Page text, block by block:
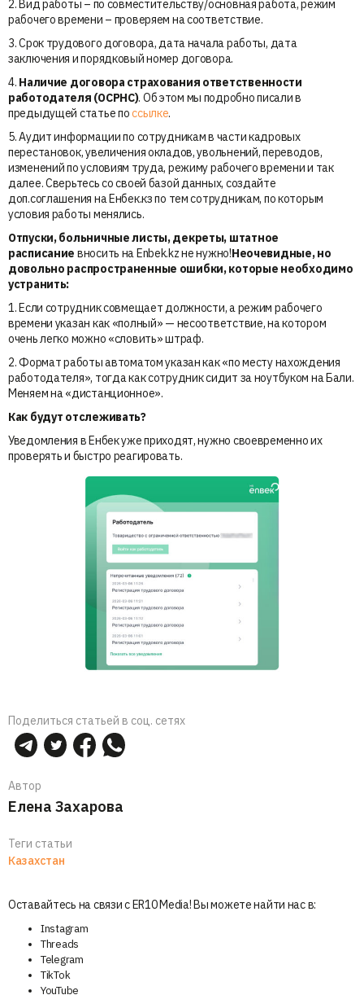
2. Вид работы – по совместительству/основная работа, режим
рабочего времени – проверяем на соответствие.
3. Срок трудового договора, дата начала работы, дата
заключения и порядковый номер договора.
4. Наличие договора страхования ответственности
работодателя (ОСРНС). Об этом мы подробно писали в
предыдущей статье поссылке.
5. Аудит информации по сотрудникам в части кадровых
перестановок, увеличения окладов, увольнений, переводов,
изменений по условиям труда, режиму рабочего времени и так
далее. Сверьтесь со своей базой данных, создайте
доп.соглашения на Енбек.кз по тем сотрудникам, по которым
условия работы менялись.
Отпуски, больничные листы, декреты, штатное
расписание вносить на Enbek.kz не нужно!Неочевидные, но
довольно распространенные ошибки, которые необходимо
устранить:
1. Если сотрудник совмещает должности, а режим рабочего
времени указан как «полный» — несоответствие, на котором
очень легко можно «словить» штраф.
2. Формат работы автоматом указан как «по месту нахождения
работодателя», тогда как сотрудник сидит за ноутбуком на Бали.
Меняем на «дистанционное».
Как будут отслеживать?
Уведомления в Енбек уже приходят, нужно своевременно их
проверять и быстро реагировать.
Поделиться статьей в соц. сетях
Автор
Елена Захарова
Теги статьи
Казахстан
Оставайтесь на связи с ER10 Media! Вы можете найти нас в:
Instagram
Threads
Telegram
TikTok
YouTube